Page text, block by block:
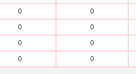
0 0
0 0
0 0
0 0